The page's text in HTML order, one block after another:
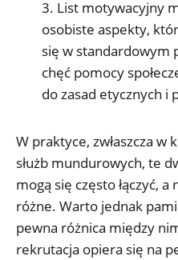
List motywacyjny
osobiste aspekty,
się w standardowym
chęć pomocy
do zasad etycznych i
W praktyce, zwłaszcza
służb mundurowych, te
mogą się często łączyć,
różne. Warto jednak
pewna różnica między
rekrutacja opiera się na